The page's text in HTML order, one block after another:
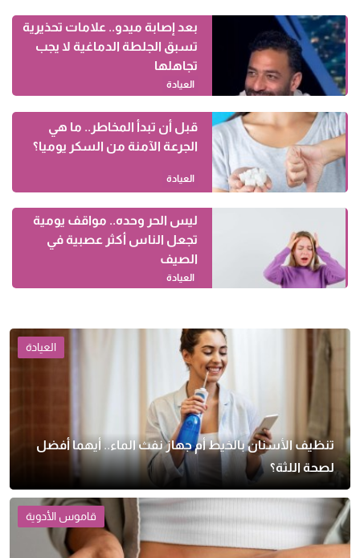
بعد إصابة ميدو.. علامات تحذيرية
تسبق الجلطة الدماغية لا يجب
تجاهلها
العيادة
قبل أن تبدأ المخاطر.. ما هي
الجرعة الآمنة من السكر يوميا؟
العيادة
ليس الحر وحده.. مواقف يومية
تجعل الناس أكثر عصبية في
الصيف
العيادة
العيادة
تنظيف الأسنان بالخيط أم جهاز نفث الماء.. أيهما أفضل
لصحة اللثة؟
قاموس الأدوية